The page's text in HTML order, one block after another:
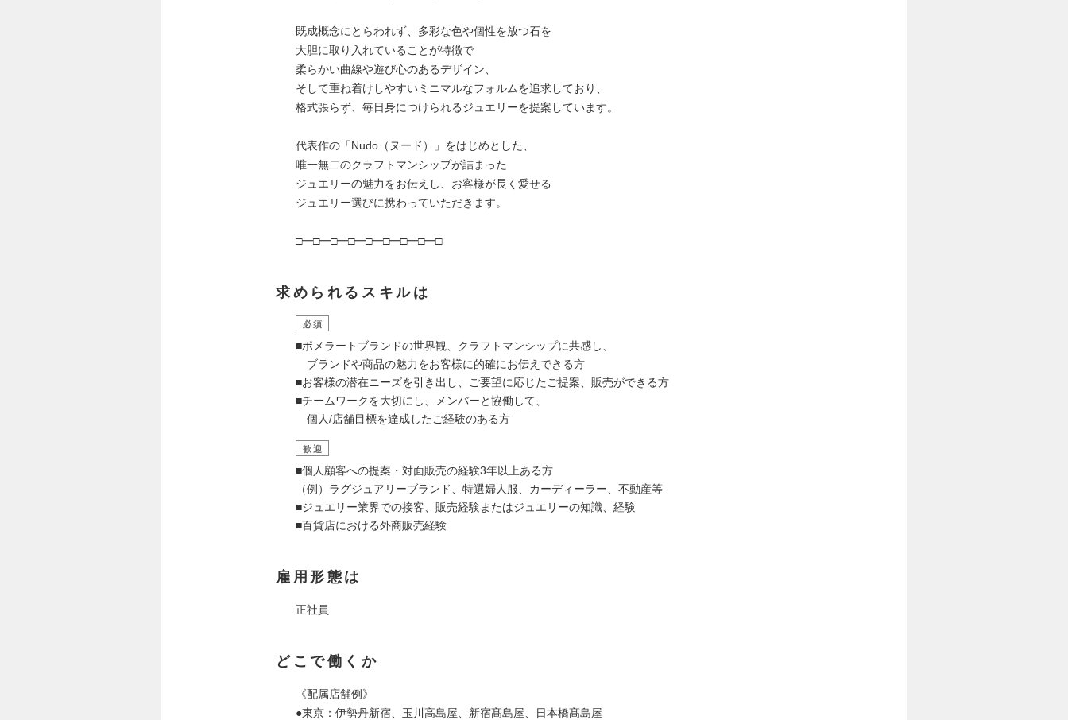
既成概念にとらわれず、多彩な色や個性を放つ石を
大胆に取り入れていることが特徴で
柔らかい曲線や遊び心のあるデザイン、
そして重ね着けしやすいミニマルなフォルムを追求しており、
格式張らず、毎日身につけられるジュエリーを提案しています。
代表作の「Nudo（ヌード）」をはじめとした、
唯一無二のクラフトマンシップが詰まった
ジュエリーの魅力をお伝えし、お客様が長く愛せる
ジュエリー選びに携わっていただきます。
□━□━□━□━□━□━□━□━□
求められるスキルは
必須
■ポメラートブランドの世界観、クラフトマンシップに共感し、
ブランドや商品の魅力をお客様に的確にお伝えできる方
■お客様の潜在ニーズを引き出し、ご要望に応じたご提案、販売ができる方
■チームワークを大切にし、メンバーと協働して、
個人/店舗目標を達成したご経験のある方
歓迎
■個人顧客への提案・対面販売の経験3年以上ある方
（例）ラグジュアリーブランド、特選婦人服、カーディーラー、不動産等
■ジュエリー業界での接客、販売経験またはジュエリーの知識、経験
■百貨店における外商販売経験
雇用形態は
正社員
どこで働くか
《配属店舗例》
●東京：伊勢丹新宿、玉川高島屋、新宿髙島屋、日本橋髙島屋